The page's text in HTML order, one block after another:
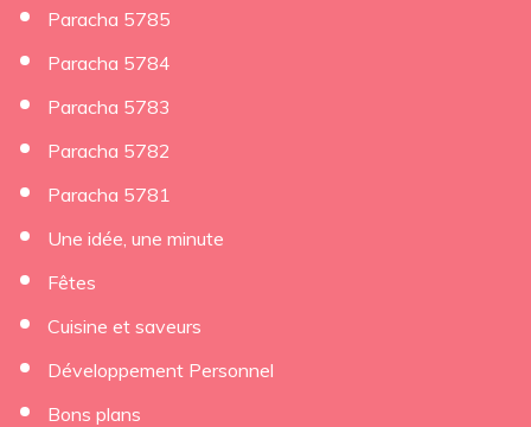
Paracha 5785
Paracha 5784
Paracha 5783
Paracha 5782
Paracha 5781
Une idée, une minute
Fêtes
Cuisine et saveurs
Développement Personnel
Bons plans